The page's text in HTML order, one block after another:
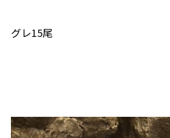
グレ15尾